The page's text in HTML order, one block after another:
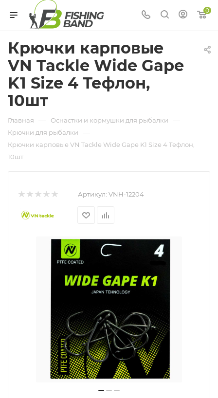
0
Крючки карповые
VN Tackle Wide Gape
K1 Size 4 Тефлон,
10шт
Главная — Оснастки и кормушки для рыбалки —
Крючки для рыбалки —
Крючки карповые VN Tackle Wide Gape K1 Size 4 Тефлон,
10шт
Артикул: VNH-12204